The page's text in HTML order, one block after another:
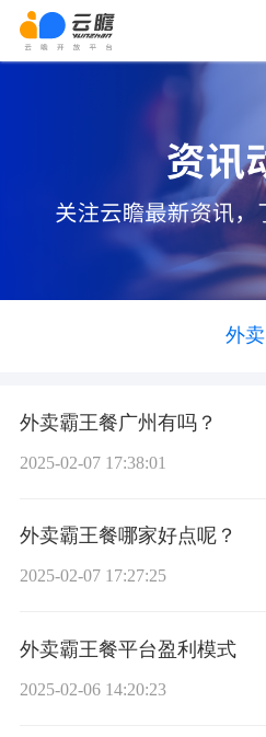
外卖
外卖霸王餐广州有吗？
2025-02-07 17:38:01
外卖霸王餐哪家好点呢？
2025-02-07 17:27:25
外卖霸王餐平台盈利模式
2025-02-06 14:20:23